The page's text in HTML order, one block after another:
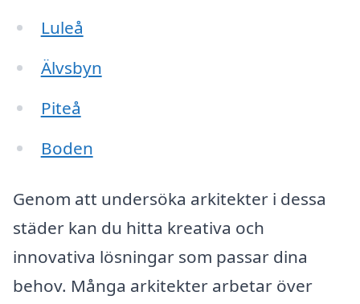
Luleå
Älvsbyn
Piteå
Boden
Genom att undersöka arkitekter i dessa
städer kan du hitta kreativa och
innovativa lösningar som passar dina
behov. Många arkitekter arbetar över